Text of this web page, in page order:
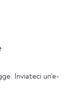
Inviateci un'e-